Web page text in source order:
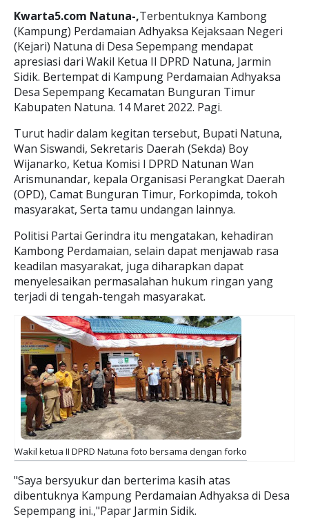
Kwarta5.com Natuna-,Terbentuknya Kambong
(Kampung) Perdamaian Adhyaksa Kejaksaan Negeri
(Kejari) Natuna di Desa Sepempang mendapat
apresiasi dari Wakil Ketua Il DPRD Natuna, Jarmin
Sidik. Bertempat di Kampung Perdamaian Adhyaksa
Desa Sepempang Kecamatan Bunguran Timur
Kabupaten Natuna. 14 Maret 2022. Pagi.
Turut hadir dalam kegitan tersebut, Bupati Natuna,
Wan Siswandi, Sekretaris Daerah (Sekda) Boy
Wijanarko, Ketua Komisi l DPRD Natunan Wan
Arismunandar, kepala Organisasi Perangkat Daerah
(OPD), Camat Bunguran Timur, Forkopimda, tokoh
masyarakat, Serta tamu undangan lainnya.
Politisi Partai Gerindra itu mengatakan, kehadiran
Kambong Perdamaian, selain dapat menjawab rasa
keadilan masyarakat, juga diharapkan dapat
menyelesaikan permasalahan hukum ringan yang
terjadi di tengah-tengah masyarakat.
Wakil ketua II DPRD Natuna foto bersama dengan forko
"Saya bersyukur dan berterima kasih atas
dibentuknya Kampung Perdamaian Adhyaksa di Desa
Sepempang ini.,"Papar Jarmin Sidik.